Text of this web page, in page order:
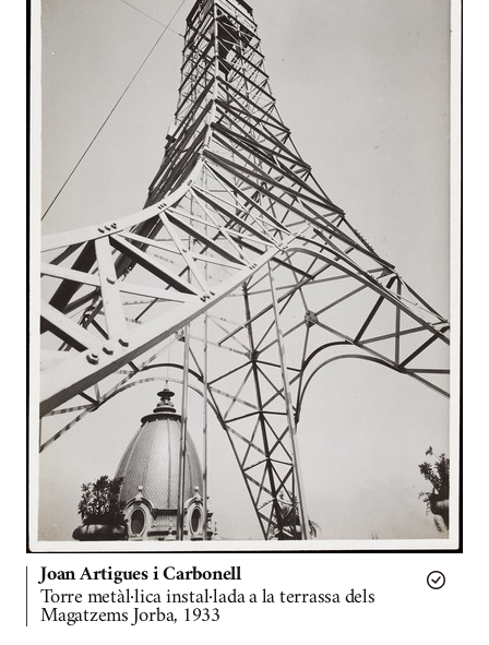
Joan Artigues i Carbonell
Torre metàl·lica instal·lada a la terrassa dels
Magatzems Jorba, 1933